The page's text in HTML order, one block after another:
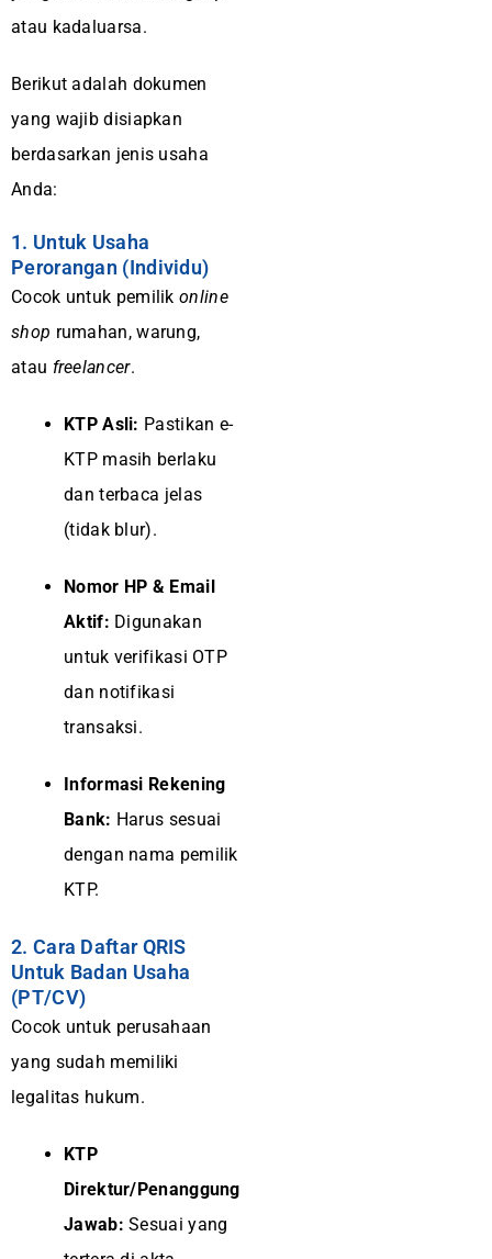
atau kadaluarsa.
Berikut adalah dokumen
yang wajib disiapkan
berdasarkan jenis usaha
Anda:
1. Untuk Usaha
Perorangan (Individu)
Cocok untuk pemilik online
shop rumahan, warung,
atau freelancer.
KTP Asli: Pastikan e-
KTP masih berlaku
dan terbaca jelas
(tidak blur).
Nomor HP & Email
Aktif: Digunakan
untuk verifikasi OTP
dan notifikasi
transaksi.
Informasi Rekening
Bank: Harus sesuai
dengan nama pemilik
KTP.
2. Cara Daftar QRIS
Untuk Badan Usaha
(PT/CV)
Cocok untuk perusahaan
yang sudah memiliki
legalitas hukum.
KTP
Direktur/Penanggung
Jawab: Sesuai yang